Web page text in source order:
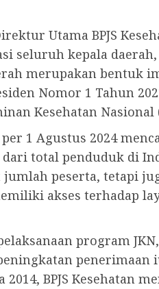
Utama BPJS
seluruh kepala
merupakan bentuk
Nomor 1 Tahun
Kesehatan Nasional
per 1 Agustus 2024
dari total penduduk di
peserta, tetapi
akses terhadap
program
penerimaan
2014, BPJS Kesehatan